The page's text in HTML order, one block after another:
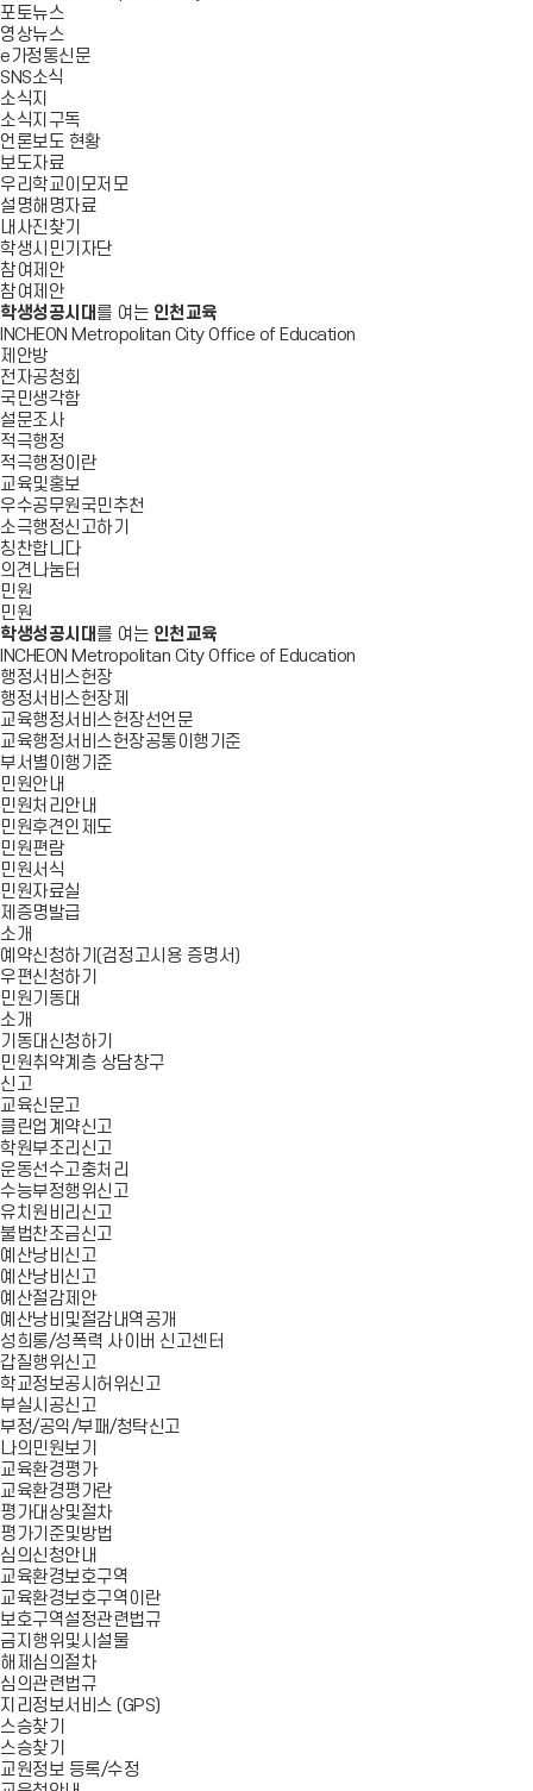
포토뉴스
영상뉴스
e가정통신문
SNS소식
소식지
소식지구독
언론보도 현황
보도자료
우리학교이모저모
설명해명자료
내사진찾기
학생시민기자단
참여제안
참여제안
학생성공시대 를 여는 인천교육
INCHEON Metropolitan City Office of Education
제안방
전자공청회
국민생각함
설문조사
적극행정
적극행정이란
교육및홍보
우수공무원국민추천
소극행정신고하기
칭찬합니다
의견나눔터
민원
민원
학생성공시대 를 여는 인천교육
INCHEON Metropolitan City Office of Education
행정서비스헌장
행정서비스헌장제
교육행정서비스헌장선언문
교육행정서비스헌장공통이행기준
부서별이행기준
민원안내
민원처리안내
민원후견인제도
민원편람
민원서식
민원자료실
제증명발급
소개
예약신청하기(검정고시용 증명서)
우편신청하기
민원기동대
소개
기동대신청하기
민원취약계층 상담창구
신고
교육신문고
클린업계약신고
학원부조리신고
운동선수고충처리
수능부정행위신고
유치원비리신고
불법찬조금신고
예산낭비신고
예산낭비신고
예산절감제안
예산낭비및절감내역공개
성희롱/성폭력 사이버 신고센터
갑질행위신고
학교정보공시허위신고
부실시공신고
부정/공익/부패/청탁신고
나의민원보기
교육환경평가
교육환경평가란
평가대상및절차
평가기준및방법
심의신청안내
교육환경보호구역
교육환경보호구역이란
보호구역설정관련법규
금지행위및시설물
해제심의절차
심의관련법규
지리정보서비스 (GPS)
스승찾기
스승찾기
교원정보 등록/수정